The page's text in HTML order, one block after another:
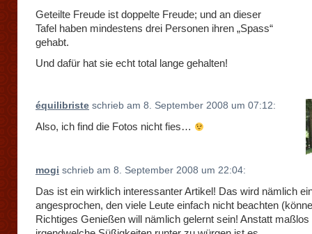
Geteilte Freude ist doppelte Freude; und an dieser
Tafel haben mindestens drei Personen ihren „Spass“
gehabt.
Und dafür hat sie echt total lange gehalten!
équilibriste schrieb am 8. September 2008 um 07:12:
Also, ich find die Fotos nicht fies…
mogi schrieb am 8. September 2008 um 22:04:
Das ist ein wirklich interessanter Artikel! Das wird nämlich
angesprochen, den viele Leute einfach nicht beachten
Richtiges Genießen will nämlich gelernt sein! Anstatt maßlos